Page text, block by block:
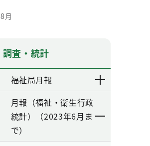
8月
調査・統計
福祉局月報
月報（福祉・衛生行政
統計）（2023年6月ま
で）